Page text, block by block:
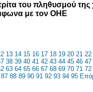
του πληθυσμού
με τον ΟΗΕ
13 14 15 16 17 18 19 20 21 22
38 39 40 41 42 43 44 45 46 47
63 64 65 66 67 68 69 70 71 72
87 88 89 90 91 92 93 94 95